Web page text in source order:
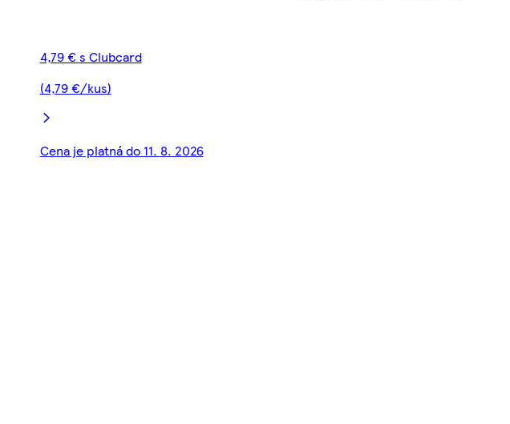
4,79 € s Clubcard
(4,79 €/kus)
Cena je platná do 11. 8. 2026